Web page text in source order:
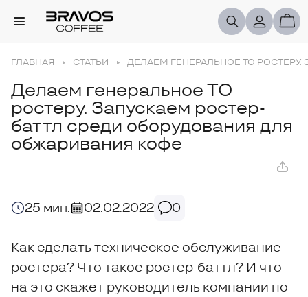
ГЛАВНАЯ СТАТЬИ ДЕЛАЕМ ГЕНЕРАЛЬНОЕ ТО
Делаем генеральное ТО
ростеру. Запускаем ростер-
баттл среди оборудования для
обжаривания кофе
25 мин. 02.02.2022 0
Как сделать техническое обслуживание
ростера? Что такое ростер-баттл? И что
на это скажет руководитель компании по